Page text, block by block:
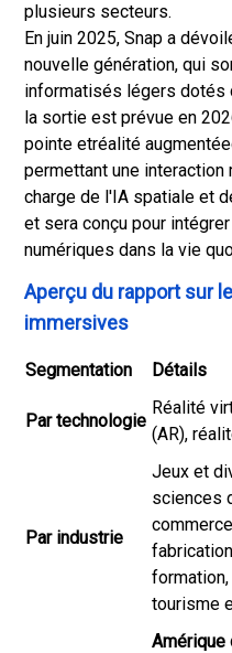
plusieurs secteurs.
En juin 2025, Snap a
nouvelle génération, qui
informatisés légers dotés
la sortie est prévue en
pointe etréalité augmentée
permettant une
charge de l'IA spatiale et
et sera conçu pour
numériques dans la vie
Aperçu du rapport sur
immersives
Segmentation Détails
Par technologie
Réalité
(AR),
Par industrie
Jeux et
sciences
tourisme
Amérique